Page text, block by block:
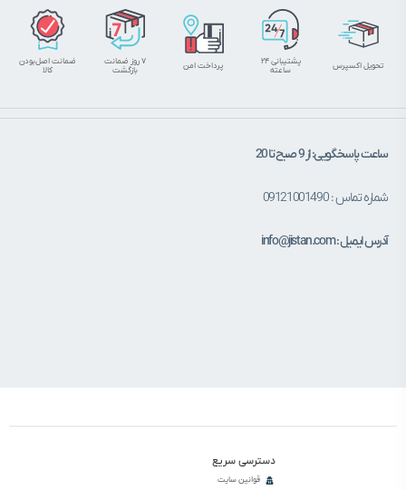
تحویل اکسپرس
پشتیبانی ۲۴
ساعته
پرداخت امن
۷ روز ضمانت
بازگشت
ضمانت اصل‌بودن
کالا
ساعت پاسخگویی: از 9 صبح تا 20
شماره تماس : 09121001490
آدرس ایمیل : info@jistan.com
دسترسی سریع
قوانین سایت